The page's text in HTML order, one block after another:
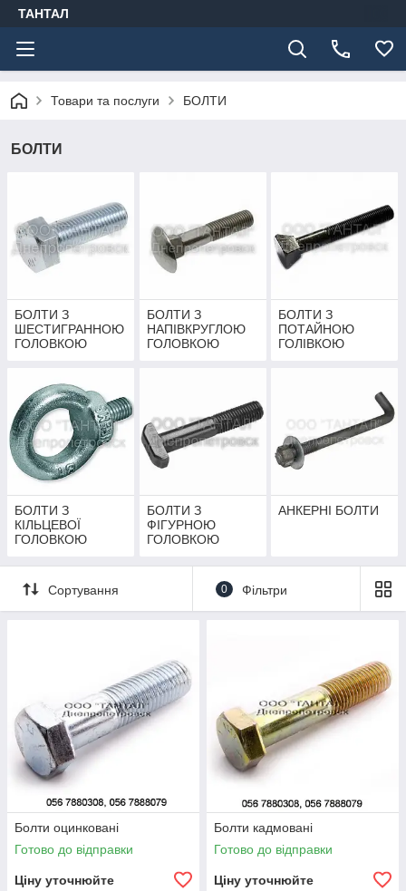
ТАНТАЛ
Товари та послуги БОЛТИ
БОЛТИ
БОЛТИ З
ШЕСТИГРАННОЮ
ГОЛОВКОЮ
БОЛТИ З
НАПІВКРУГЛОЮ
ГОЛОВКОЮ
БОЛТИ З
ПОТАЙНОЮ
ГОЛІВКОЮ
БОЛТИ З
КІЛЬЦЕВОЇ
ГОЛОВКОЮ
БОЛТИ З
ФІГУРНОЮ
ГОЛОВКОЮ
АНКЕРНІ БОЛТИ
Сортування 0 Фільтри
Болти оцинковані
Готово до відправки
Ціну уточнюйте
Болти кадмовані
Готово до відправки
Ціну уточнюйте